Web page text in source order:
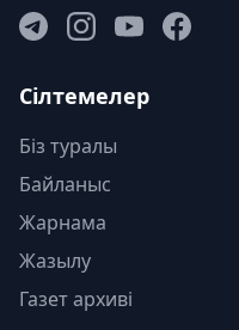
Сілтемелер
Біз туралы
Байланыс
Жарнама
Жазылу
Газет архиві